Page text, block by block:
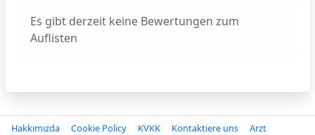
Es gibt derzeit keine Bewertungen zum
Auflisten
Hakkımızda Cookie Policy KVKK Kontaktiere uns Arzt